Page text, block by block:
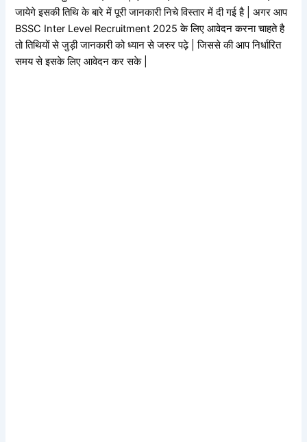
जायेगे इसकी तिथि के बारे में पूरी जानकारी निचे विस्तार में दी गई है | अगर आप
BSSC Inter Level Recruitment 2025 के लिए आवेदन करना चाहते है
तो तिथियों से जुड़ी जानकारी को ध्यान से जरुर पढ़े | जिससे की आप निर्धारित
समय से इसके लिए आवेदन कर सके |